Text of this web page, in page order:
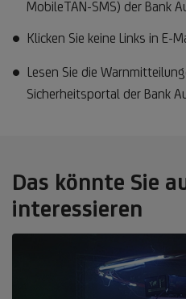
MobileTAN-SMS) der Bank
Klicken Sie keine Links in E-
Lesen Sie die
Sicherheitsportal der
Das könnte Sie
interessieren